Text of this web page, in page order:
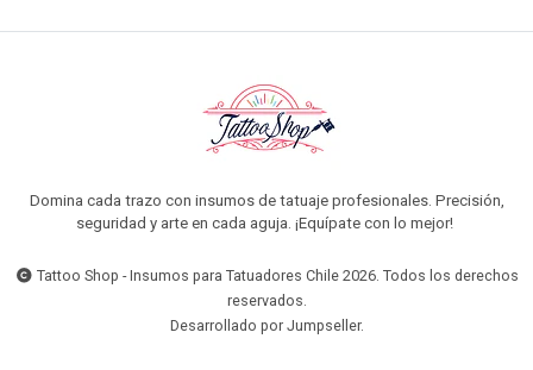
Domina cada trazo con insumos de tatuaje profesionales. Precisión,
seguridad y arte en cada aguja. ¡Equípate con lo mejor!
Tattoo Shop - Insumos para Tatuadores Chile 2026. Todos los derechos
reservados.
Desarrollado por Jumpseller.